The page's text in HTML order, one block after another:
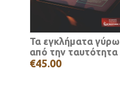
Τα εγκλήματα γύρω
από την ταυτότητα
€45.00